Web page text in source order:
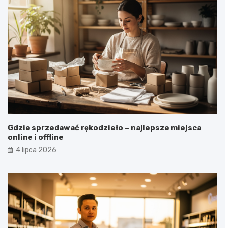
Gdzie sprzedawać rękodzieło – najlepsze miejsca
online i offline
4 lipca 2026